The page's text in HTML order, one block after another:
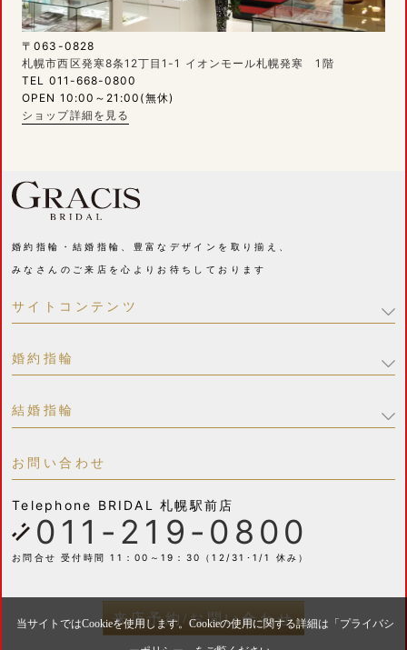
〒063-0828
札幌市西区発寒8条12丁目1-1 イオンモール札幌発寒 1階
TEL 011-668-0800
OPEN 10:00～21:00(無休)
ショップ詳細を見る
婚約指輪・結婚指輪、豊富なデザインを取り揃え、
みなさんのご来店を心よりお待ちしております
サイトコンテンツ
婚約指輪
結婚指輪
お問い合わせ
Telephone BRIDAL 札幌駅前店
011-219-0800
お問合せ 受付時間 11：00～19：30（12/31･1/1 休み）
来店予約/お問い合わせ
当サイトではCookieを使用します。Cookieの使用に関する詳細は「 プライバシ